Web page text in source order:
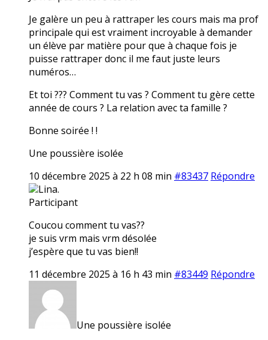
Je galère un peu à rattraper les cours mais ma prof
principale qui est vraiment incroyable à demander
un élève par matière pour que à chaque fois je
puisse rattraper donc il me faut juste leurs
numéros…
Et toi ??? Comment tu vas ? Comment tu gère cette
année de cours ? La relation avec ta famille ?
Bonne soirée ! !
Une poussière isolée
10 décembre 2025 à 22 h 08 min #83437 Répondre
Lina.
Participant
Coucou comment tu vas??
je suis vrm mais vrm désolée
j’espère que tu vas bien!!
11 décembre 2025 à 16 h 43 min #83449 Répondre
Une poussière isolée